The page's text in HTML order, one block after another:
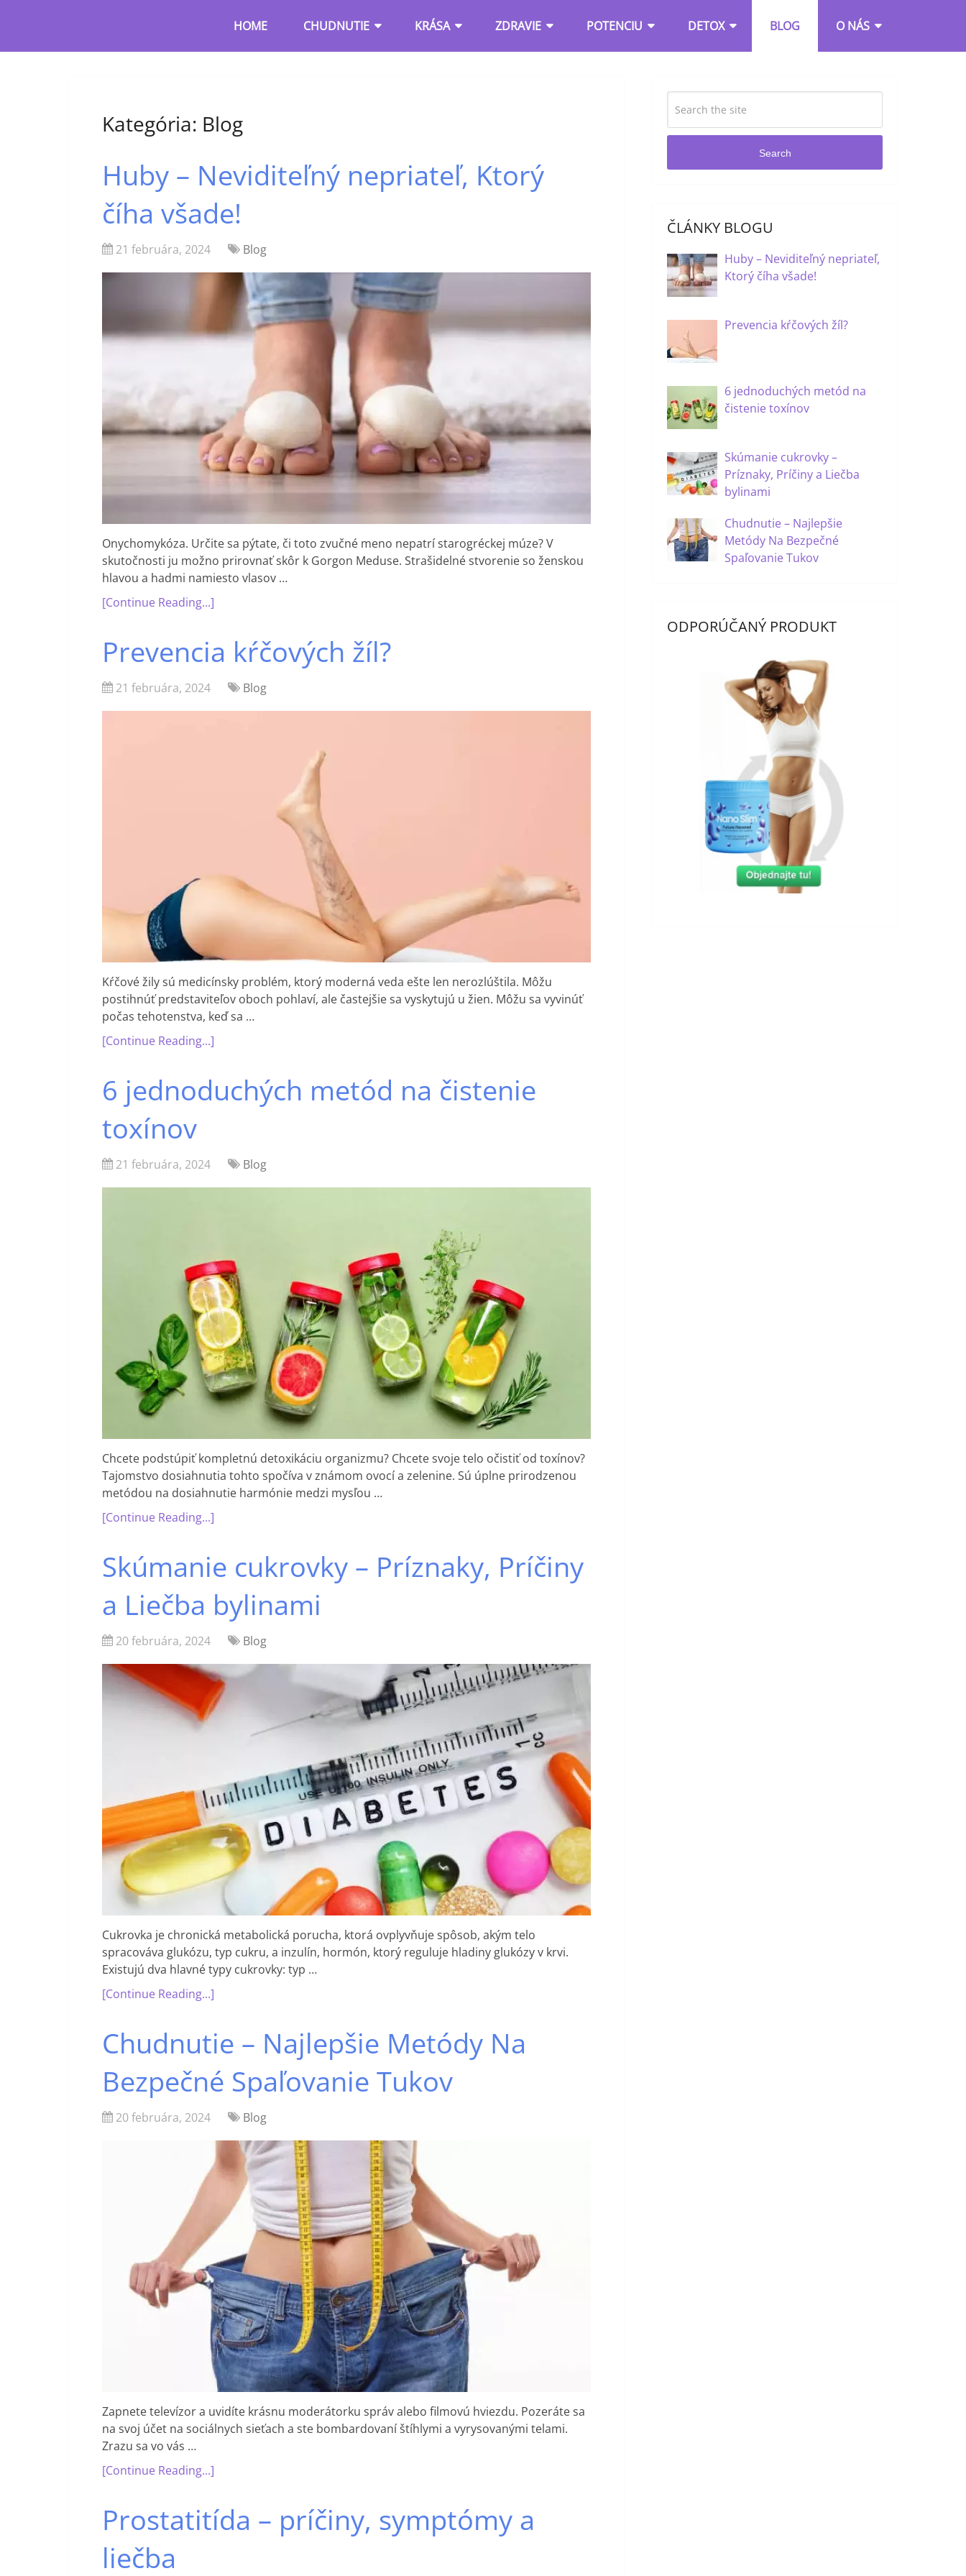
HOME CHUDNUTIE KRÁSA ZDRAVIE POTENCIU DETOX BLOG O NÁS
Kategória: Blog
Huby – Neviditeľný nepriateľ, Ktorý
číha všade!
21 februára, 2024 Blog
Onychomykóza. Určite sa pýtate, či toto zvučné meno nepatrí starogréckej múze? V
skutočnosti ju možno prirovnať skôr k Gorgon Meduse. Strašidelné stvorenie so ženskou
hlavou a hadmi namiesto vlasov …
[Continue Reading...]
Prevencia kŕčových žíl?
21 februára, 2024 Blog
Kŕčové žily sú medicínsky problém, ktorý moderná veda ešte len nerozlúštila. Môžu
postihnúť predstaviteľov oboch pohlaví, ale častejšie sa vyskytujú u žien. Môžu sa vyvinúť
počas tehotenstva, keď sa …
[Continue Reading...]
6 jednoduchých metód na čistenie
toxínov
21 februára, 2024 Blog
Chcete podstúpiť kompletnú detoxikáciu organizmu? Chcete svoje telo očistiť od toxínov?
Tajomstvo dosiahnutia tohto spočíva v známom ovocí a zelenine. Sú úplne prirodzenou
metódou na dosiahnutie harmónie medzi mysľou …
[Continue Reading...]
Skúmanie cukrovky – Príznaky, Príčiny
a Liečba bylinami
20 februára, 2024 Blog
Cukrovka je chronická metabolická porucha, ktorá ovplyvňuje spôsob, akým telo
spracováva glukózu, typ cukru, a inzulín, hormón, ktorý reguluje hladiny glukózy v krvi.
Existujú dva hlavné typy cukrovky: typ …
[Continue Reading...]
Chudnutie – Najlepšie Metódy Na
Bezpečné Spaľovanie Tukov
20 februára, 2024 Blog
Zapnete televízor a uvidíte krásnu moderátorku správ alebo filmovú hviezdu. Pozeráte sa
na svoj účet na sociálnych sieťach a ste bombardovaní štíhlymi a vyrysovanými telami.
Zrazu sa vo vás …
[Continue Reading...]
Prostatitída – príčiny, symptómy a
liečba
Search
ČLÁNKY BLOGU
Huby – Neviditeľný nepriateľ,
Ktorý číha všade!
Prevencia kŕčových žíl?
6 jednoduchých metód na
čistenie toxínov
Skúmanie cukrovky –
Príznaky, Príčiny a Liečba
bylinami
Chudnutie – Najlepšie
Metódy Na Bezpečné
Spaľovanie Tukov
ODPORÚČANÝ PRODUKT